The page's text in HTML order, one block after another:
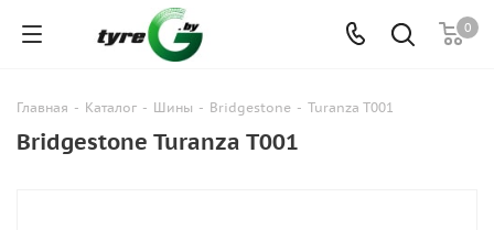
0
Главная - Каталог - Шины - Bridgestone - Turanza T001
Bridgestone Turanza T001